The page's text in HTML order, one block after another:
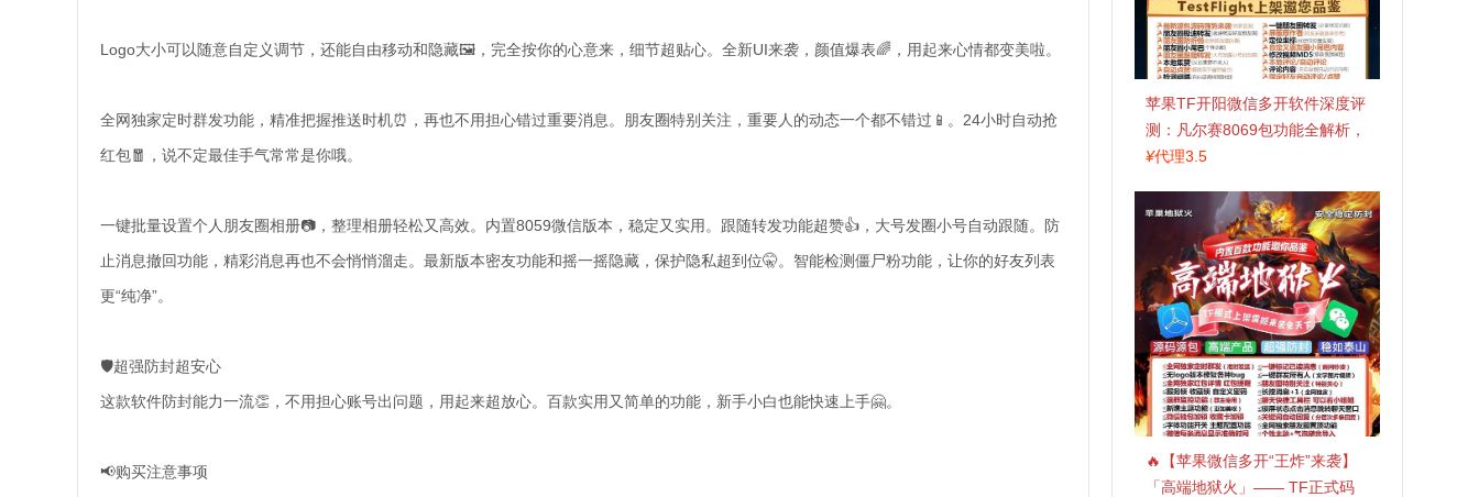
Logo大小可以随意自定义调节，还能自由移动和隐藏🖼️，完全按你的心意来，细节超贴心。全新UI来袭，颜值爆表🌈，用起来心情都变美啦。
全网独家定时群发功能，精准把握推送时机⏰，再也不用担心错过重要消息。朋友圈特别关注，重要人的动态一个都不错过📱。24小时自动抢
红包🧧，说不定最佳手气常常是你哦。
一键批量设置个人朋友圈相册📷，整理相册轻松又高效。内置8059微信版本，稳定又实用。跟随转发功能超赞👍，大号发圈小号自动跟随。防
止消息撤回功能，精彩消息再也不会悄悄溜走。最新版本密友功能和摇一摇隐藏，保护隐私超到位🤫。智能检测僵尸粉功能，让你的好友列表
更“纯净”。
🛡️超强防封超安心
这款软件防封能力一流👏，不用担心账号出问题，用起来超放心。百款实用又简单的功能，新手小白也能快速上手🤗。
📢购买注意事项
苹果TF开阳微信多开软件深度评
测：凡尔赛8069包功能全解析，
TestFlight稳定版上架，激活认准
¥代理3.5
🔥【苹果微信多开“王炸”来袭】
「高端地狱火」—— TF正式码